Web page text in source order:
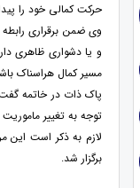
حرکت کمالی خود را
وی ضمن برقراری
و یا دشواری ظاهری
مسیر کمال هراسناک
پاک ذات در خاتمه گفت:
توجه به تغییر ماموریت
لازم به ذکر است این
برگزار شد.